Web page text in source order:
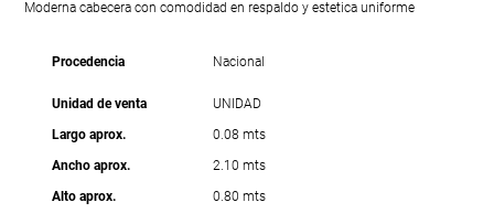
Moderna cabecera con comodidad en respaldo y estetica uniforme
Procedencia Nacional
Unidad de venta
UNIDAD
Largo aprox.
0.08 mts
Ancho aprox.
2.10 mts
Alto aprox.
0.80 mts